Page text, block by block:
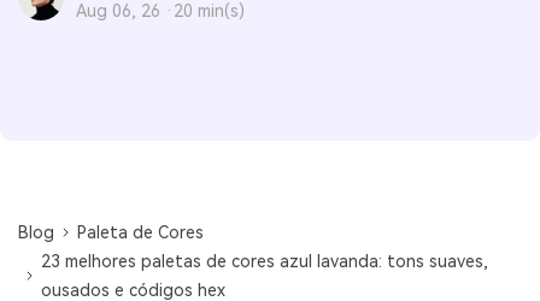
Aug 06, 26 · 20 min(s)
Blog
Paleta de Cores
23 melhores paletas de cores azul lavanda: tons suaves,
ousados e códigos hex